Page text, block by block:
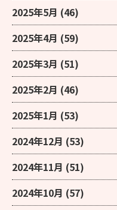
2025年5月 (46)
2025年4月 (59)
2025年3月 (51)
2025年2月 (46)
2025年1月 (53)
2024年12月 (53)
2024年11月 (51)
2024年10月 (57)